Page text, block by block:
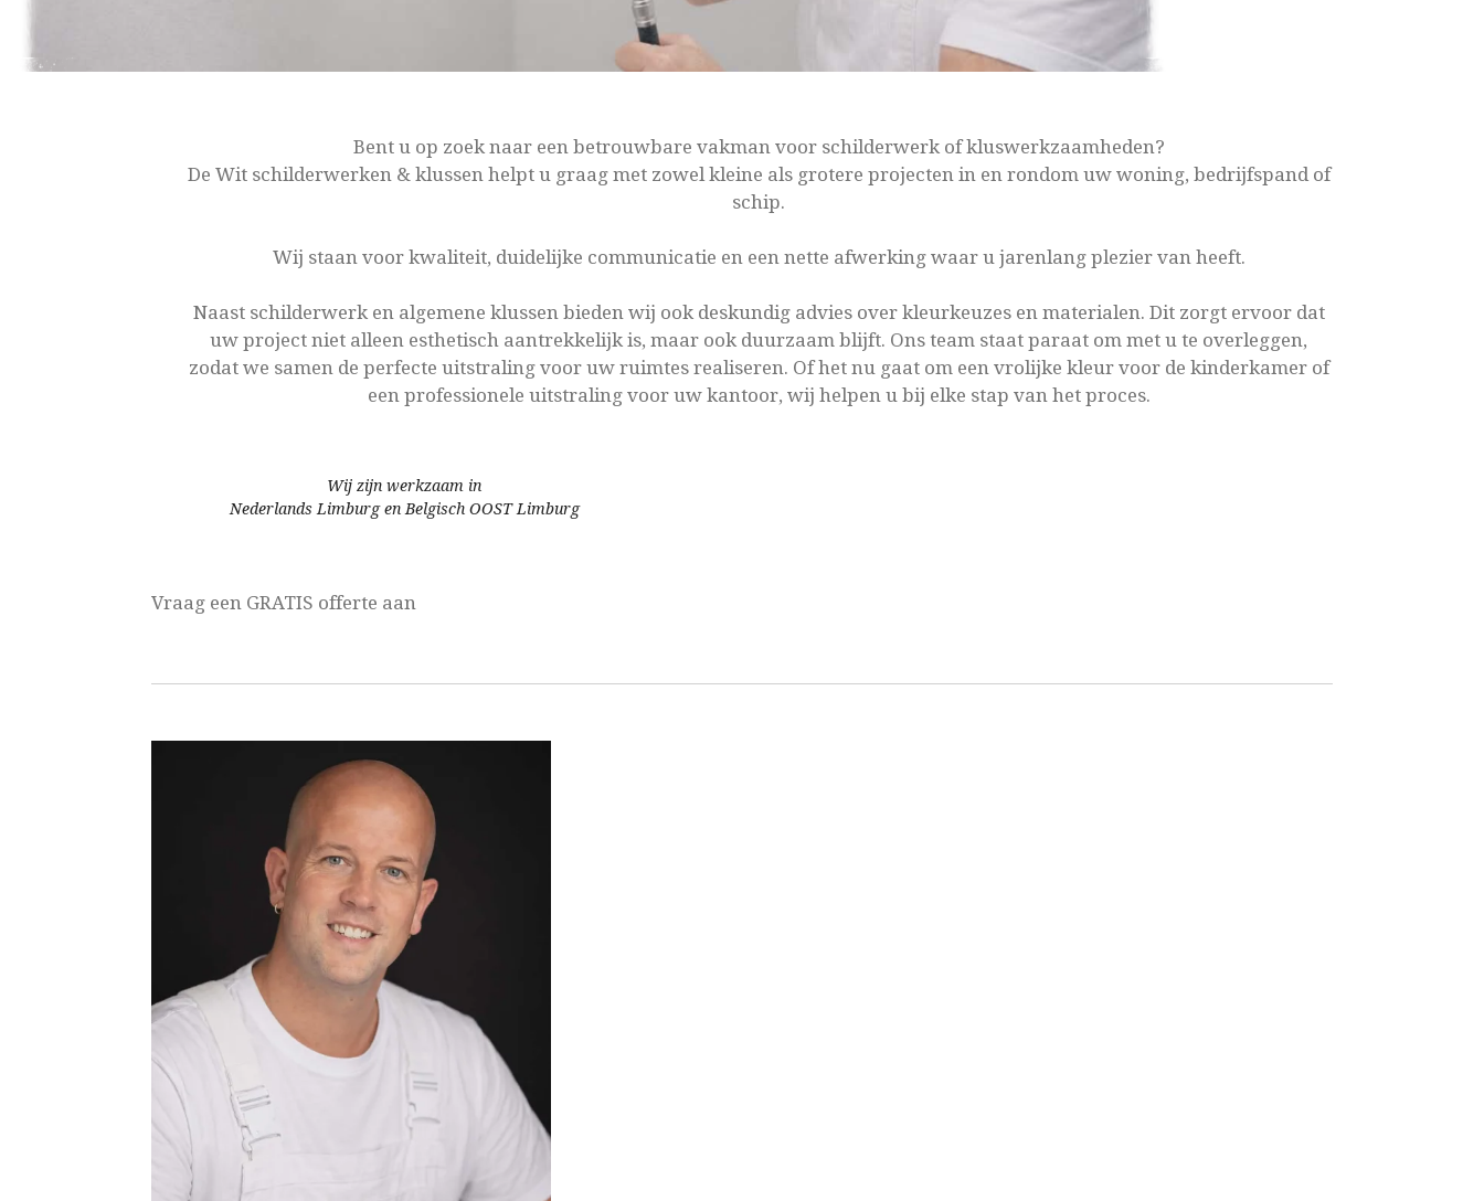
Bent u op zoek naar een betrouwbare vakman voor schilderwerk of kluswerkzaamheden?
De Wit schilderwerken & klussen helpt u graag met zowel kleine als grotere projecten in en rondom uw woning, bedrijfspand of
schip.
Wij staan voor kwaliteit, duidelijke communicatie en een nette afwerking waar u jarenlang plezier van heeft.
Naast schilderwerk en algemene klussen bieden wij ook deskundig advies over kleurkeuzes en materialen. Dit zorgt ervoor dat
uw project niet alleen esthetisch aantrekkelijk is, maar ook duurzaam blijft. Ons team staat paraat om met u te overleggen,
zodat we samen de perfecte uitstraling voor uw ruimtes realiseren. Of het nu gaat om een vrolijke kleur voor de kinderkamer of
een professionele uitstraling voor uw kantoor, wij helpen u bij elke stap van het proces.
Wij zijn werkzaam in
Nederlands Limburg en Belgisch OOST Limburg
Vraag een GRATIS offerte aan